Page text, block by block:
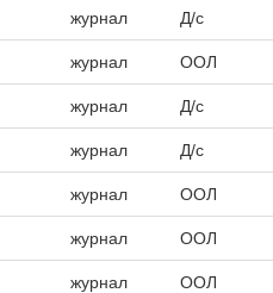
журнал Д/с
журнал ООЛ
журнал Д/с
журнал Д/с
журнал ООЛ
журнал ООЛ
журнал ООЛ